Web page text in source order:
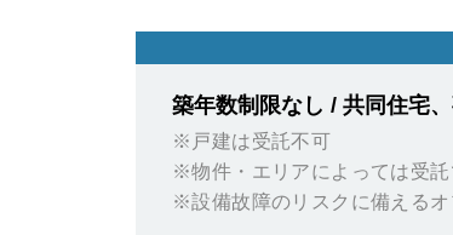
築年数制限なし / 共同住宅
※ 戸建は受託不可
※物件・エリアによっては受
※設備故障のリスクに備える